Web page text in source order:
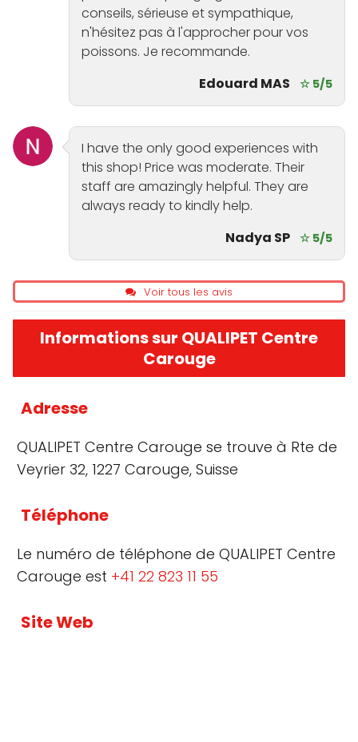
conseils, sérieuse et sympathique,
n'hésitez pas à l'approcher pour vos
poissons. Je recommande.
Edouard MAS
☆ 5/5
I have the only good experiences with
this shop! Price was moderate. Their
staff are amazingly helpful. They are
always ready to kindly help.
Nadya SP ☆ 5/5
Voir tous les avis
Informations sur QUALIPET Centre
Carouge
Adresse
QUALIPET Centre Carouge se trouve à Rte de
Veyrier 32, 1227 Carouge, Suisse
Téléphone
Le numéro de téléphone de QUALIPET Centre
Carouge est +41 22 823 11 55
Site Web